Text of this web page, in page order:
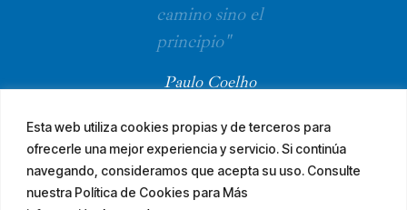
Esta web utiliza cookies propias y de terceros para
ofrecerle una mejor experiencia y servicio. Si continúa
navegando, consideramos que acepta su uso. Consulte
nuestra Política de Cookies para Más
camino sino el
principio"
Paulo Coelho